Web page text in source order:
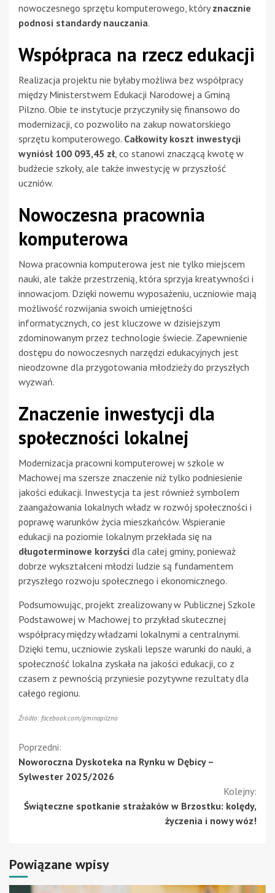
nowoczesnego sprzętu komputerowego, któryznacznie
podnosi standardy nauczania.
Współpraca na rzecz edukacji
Realizacja projektu nie byłaby możliwa bez współpracy
między Ministerstwem Edukacji Narodowej a Gminą
Pilzno. Obie te instytucje przyczyniły się finansowo do
modernizacji, co pozwoliło na zakup nowatorskiego
sprzętu komputerowego. Całkowity koszt inwestycji
wyniósł 100 093,45 zł , co stanowi znaczącą kwotę w
budżecie szkoły, ale także inwestycję w przyszłość
uczniów.
Nowoczesna pracownia
komputerowa
Nowa pracownia komputerowa jest nie tylko miejscem
nauki, ale także przestrzenią, która sprzyja kreatywności i
innowacjom. Dzięki nowemu wyposażeniu, uczniowie mają
możliwość rozwijania swoich umiejętności
informatycznych, co jest kluczowe w dzisiejszym
zdominowanym przez technologie świecie. Zapewnienie
dostępu do nowoczesnych narzędzi edukacyjnych jest
nieodzowne dla przygotowania młodzieży do przyszłych
wyzwań.
Znaczenie inwestycji dla
społeczności lokalnej
Modernizacja pracowni komputerowej w szkole w
Machowej ma szersze znaczenie niż tylko podniesienie
jakości edukacji. Inwestycja ta jest również symbolem
zaangażowania lokalnych władz w rozwój społeczności i
poprawę warunków życia mieszkańców. Wspieranie
edukacji na poziomie lokalnym przekłada się na
długoterminowe korzyści dla całej gminy, ponieważ
dobrze wykształceni młodzi ludzie są fundamentem
przyszłego rozwoju społecznego i ekonomicznego.
Podsumowując, projekt zrealizowany w Publicznej Szkole
Podstawowej w Machowej to przykład skutecznej
współpracy między władzami lokalnymi a centralnymi.
Dzięki temu, uczniowie zyskali lepsze warunki do nauki, a
społeczność lokalna zyskała na jakości edukacji, co z
czasem z pewnością przyniesie pozytywne rezultaty dla
całego regionu.
Źródło: facebook.com/gminapilzno
Kontynuuj
czytanie
Poprzedni:
Noworoczna Dyskoteka na Rynku w Dębicy –
Sylwester 2025/2026
Kolejny:
Świąteczne spotkanie strażaków w Brzostku: kolędy,
życzenia i nowy wóz!
Powiązane wpisy